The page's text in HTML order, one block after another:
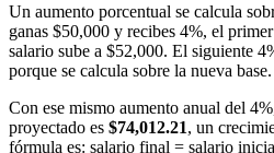
Un aumento porcentual se calcula
ganas $50,000 y recibes 4%, el
salario sube a $52,000. El siguiente
porque se calcula sobre la nueva base.
Con ese mismo aumento anual del
proyectado es $74,012.21, un
fórmula es: salario final = salario